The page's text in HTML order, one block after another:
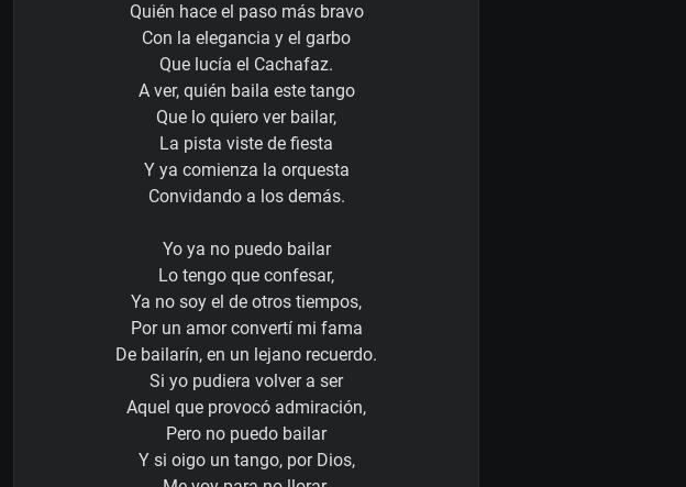
Quién hace el paso más bravo
Con la elegancia y el garbo
Que lucía el Cachafaz.
A ver, quién baila este tango
Que lo quiero ver bailar,
La pista viste de fiesta
Y ya comienza la orquesta
Convidando a los demás.
Yo ya no puedo bailar
Lo tengo que confesar,
Ya no soy el de otros tiempos,
Por un amor convertí­ mi fama
De bailarín, en un lejano recuerdo.
Si yo pudiera volver a ser
Aquel que provocó admiración,
Pero no puedo bailar
Y si oigo un tango, por Dios,